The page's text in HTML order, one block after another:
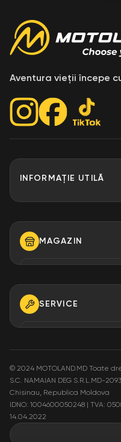
Aventura vieții începe
INFORMAȚIE UTILĂ
Despre Noi
MAGAZIN
+373 79 923 304
+373 79 923 306
E-MAIL
info@motoland.md
SERVICE
+373 79 923 301
E-MAIL
© 2024 MOTOLAND.MD Toate
S.C. NAMAIAN DEG S.R.L.MD-
Chisinau, Republica Moldova
IDNO: 1004600050248 | TVA:
14.04.2022